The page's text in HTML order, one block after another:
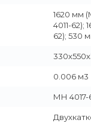
1620 мм
4011-
62); 530
0.006 м3
МН 4017-